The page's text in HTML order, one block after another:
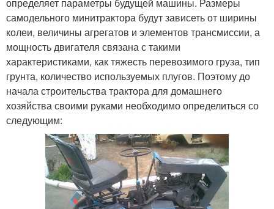
определяет параметры будущей машины. Размеры
самодельного минитрактора будут зависеть от ширины
колеи, величины агрегатов и элементов трансмиссии, а
мощность двигателя связана с такими
характеристиками, как тяжесть перевозимого груза, тип
грунта, количество используемых плугов. Поэтому до
начала строительства трактора для домашнего
хозяйства своими руками необходимо определиться со
следующим: